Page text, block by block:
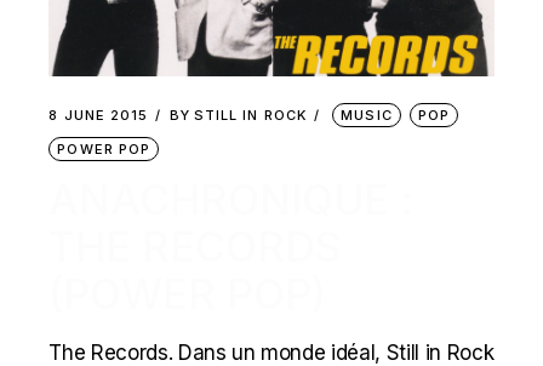
8 JUNE 2015 BY STILL IN ROCK MUSIC
POP
POWER POP
The Records. Dans un monde idéal, Still in Rock